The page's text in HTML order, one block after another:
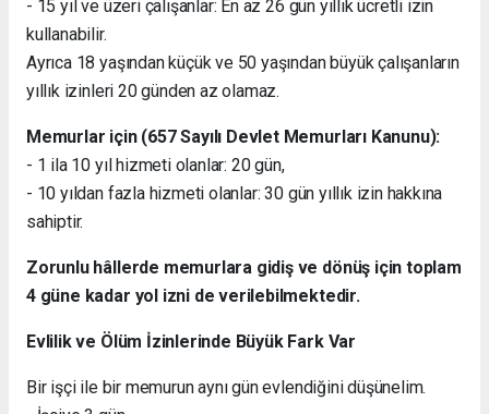
- 15 yıl ve üzeri çalışanlar: En az 26 gün yıllık ücretli izin
kullanabilir.
Ayrıca 18 yaşından küçük ve 50 yaşından büyük çalışanların
yıllık izinleri 20 günden az olamaz.
Memurlar için (657 Sayılı Devlet Memurları Kanunu):
- 1 ila 10 yıl hizmeti olanlar: 20 gün,
- 10 yıldan fazla hizmeti olanlar: 30 gün yıllık izin hakkına
sahiptir.
Zorunlu hâllerde memurlara gidiş ve dönüş için toplam
4 güne kadar yol izni de verilebilmektedir.
Evlilik ve Ölüm İzinlerinde Büyük Fark Var
Bir işçi ile bir memurun aynı gün evlendiğini düşünelim.